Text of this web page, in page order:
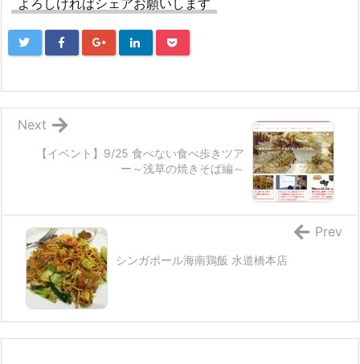
【イベント】9/25 食べない食べ歩きツア
ー～浅草の焼きそば編～
Next
シンガポール海南鶏飯 水道橋本店
Prev